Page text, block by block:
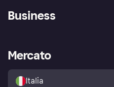
Assistenza
Esplora i negozi
Politica di protezione
dell'acquirente Klarna
Business
Accesso aziende
Mercato
Italia